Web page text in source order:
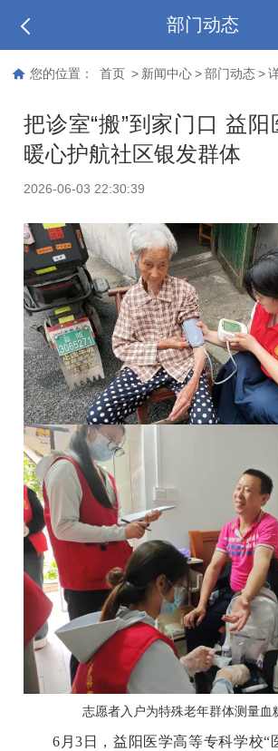
部门动态
您的位置： 首页 > 新闻中心 > 部门动态 >
把诊室“搬”到家门口 益
暖心护航社区银发群体
2026-06-03 22:30:39
志愿者入户为特殊老年群体测量血
6月3日，益阳医学高等专科学校“